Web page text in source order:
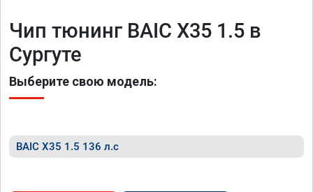
Чип тюнинг BAIC X35 1.5 в
Сургуте
Выберите свою модель:
BAIC X35 1.5 136 л.с